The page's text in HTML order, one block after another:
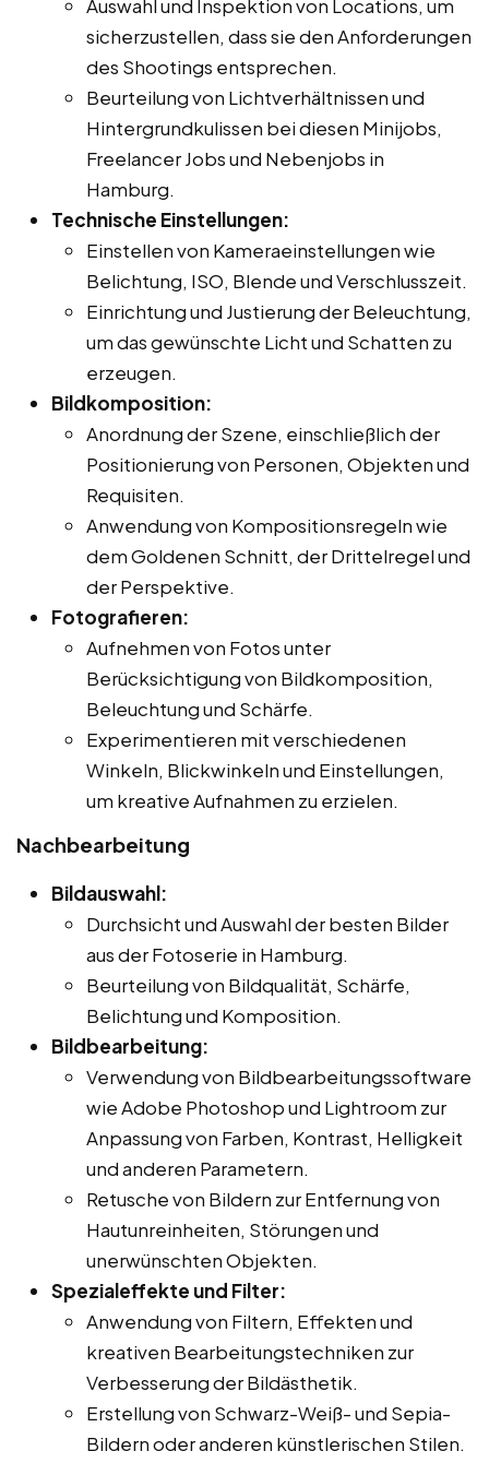
Auswahl und Inspektion von Locations, um
sicherzustellen, dass sie den Anforderungen
des Shootings entsprechen.
Beurteilung von Lichtverhältnissen und
Hintergrundkulissen bei diesen Minijobs,
Freelancer Jobs und Nebenjobs in
Hamburg.
Technische Einstellungen:
Einstellen von Kameraeinstellungen wie
Belichtung, ISO, Blende und Verschlusszeit.
Einrichtung und Justierung der Beleuchtung,
um das gewünschte Licht und Schatten zu
erzeugen.
Bildkomposition:
Anordnung der Szene, einschließlich der
Positionierung von Personen, Objekten und
Requisiten.
Anwendung von Kompositionsregeln wie
dem Goldenen Schnitt, der Drittelregel und
der Perspektive.
Fotografieren:
Aufnehmen von Fotos unter
Berücksichtigung von Bildkomposition,
Beleuchtung und Schärfe.
Experimentieren mit verschiedenen
Winkeln, Blickwinkeln und Einstellungen,
um kreative Aufnahmen zu erzielen.
Nachbearbeitung
Bildauswahl:
Durchsicht und Auswahl der besten Bilder
aus der Fotoserie in Hamburg.
Beurteilung von Bildqualität, Schärfe,
Belichtung und Komposition.
Bildbearbeitung:
Verwendung von Bildbearbeitungssoftware
wie Adobe Photoshop und Lightroom zur
Anpassung von Farben, Kontrast, Helligkeit
und anderen Parametern.
Retusche von Bildern zur Entfernung von
Hautunreinheiten, Störungen und
unerwünschten Objekten.
Spezialeffekte und Filter:
Anwendung von Filtern, Effekten und
kreativen Bearbeitungstechniken zur
Verbesserung der Bildästhetik.
Erstellung von Schwarz-Weiß- und Sepia-
Bildern oder anderen künstlerischen Stilen.